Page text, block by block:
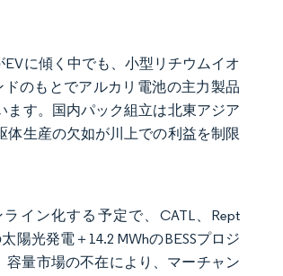
に傾く中でも、小型リチウムイオ
ドのもとでアルカリ電池の主力製品
す。国内パック組立は北東アジア
生産の欠如が川上での利益を制限
イン化する予定で、CATL、Rept
陽光発電＋14.2 MWhのBESSプロジ
容量市場の不在により、マーチャン